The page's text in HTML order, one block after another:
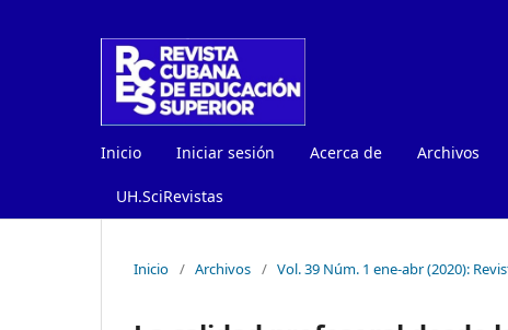
Inicio Iniciar sesión Acerca de Archivos
UH.SciRevistas
Inicio / Archivos / Vol. 39 Núm. 1 ene-abr (2020):